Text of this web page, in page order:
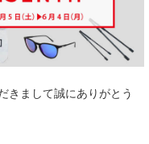
イド
きまして誠にありがとう